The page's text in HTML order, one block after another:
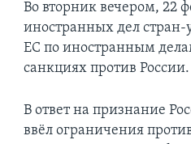
Во вторник вечером, 22
иностранных дел
ЕС по иностранным
санкциях против России.
В ответ на признание
ввёл ограничения